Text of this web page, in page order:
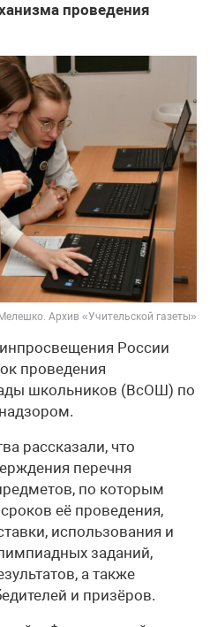
проведения
Архив «Учительской газеты»
России
проведения
школьников (ВсОШ) по
рассказали, что
перечня
по которым
её проведения,
использования и
заданий,
а также
и призёров.